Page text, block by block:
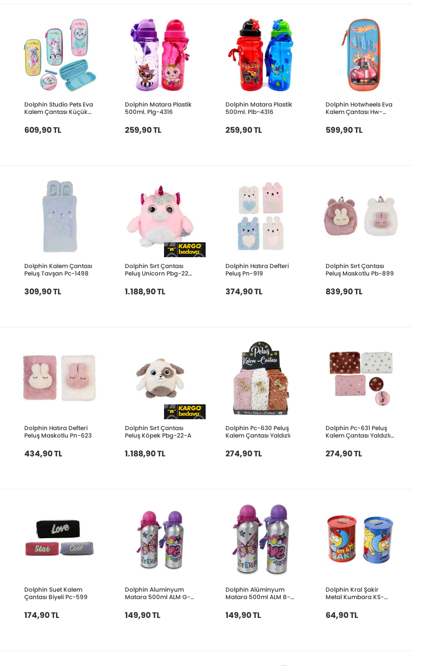
Dolphin Studio Pets Eva
Kalem Çantası Küçük
609,90 TL
Dolphin Matara Plastik
500ml. Plg-4316
259,90 TL
Dolphin Matara Plastik
500ml. Plb-4316
259,90 TL
Dolphin Hotwheels Eva
Kalem Çantası Hw-
599,90 TL
Dolphin Kalem Çantası
Peluş Tavşan Pc-1498
309,90 TL
Dolphin Sırt Çantası
Peluş Unicorn Pbg-22-
1.188,90 TL
Dolphin Hatıra Defteri
Peluş Pn-919
374,90 TL
Dolphin Sırt Çantası
Peluş Maskotlu Pb-899
839,90 TL
Dolphin Hatıra Defteri
Peluş Maskotlu Pn-623
434,90 TL
Dolphin Sırt Çantası
Peluş Köpek Pbg-22-A
1.188,90 TL
Dolphin Pc-630 Peluş
Kalem Çantası Yaldızlı
274,90 TL
Dolphin Pc-631 Peluş
Kalem Çantası Yaldızlı
274,90 TL
Dolphin Suet Kalem
Çantası Biyeli Pc-599
174,90 TL
Dolphin Aluminyum
Matara 500ml ALM G-
149,90 TL
Dolphin Alüminyum
Matara 500ml ALM B-
149,90 TL
Dolphin Kral Şakir
Metal Kumbara KS-
64,90 TL